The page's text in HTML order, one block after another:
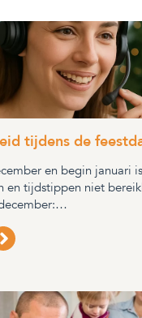
tijdens de
en begin januari
en tijdstippen niet